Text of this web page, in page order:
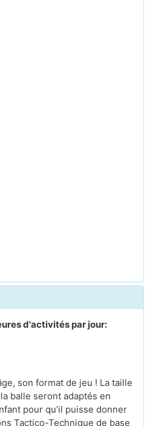
d'activités par jour:
son format de jeu ! La taille
balle seront adaptés en
pour qu’il puisse donner
Tactico-Technique de base